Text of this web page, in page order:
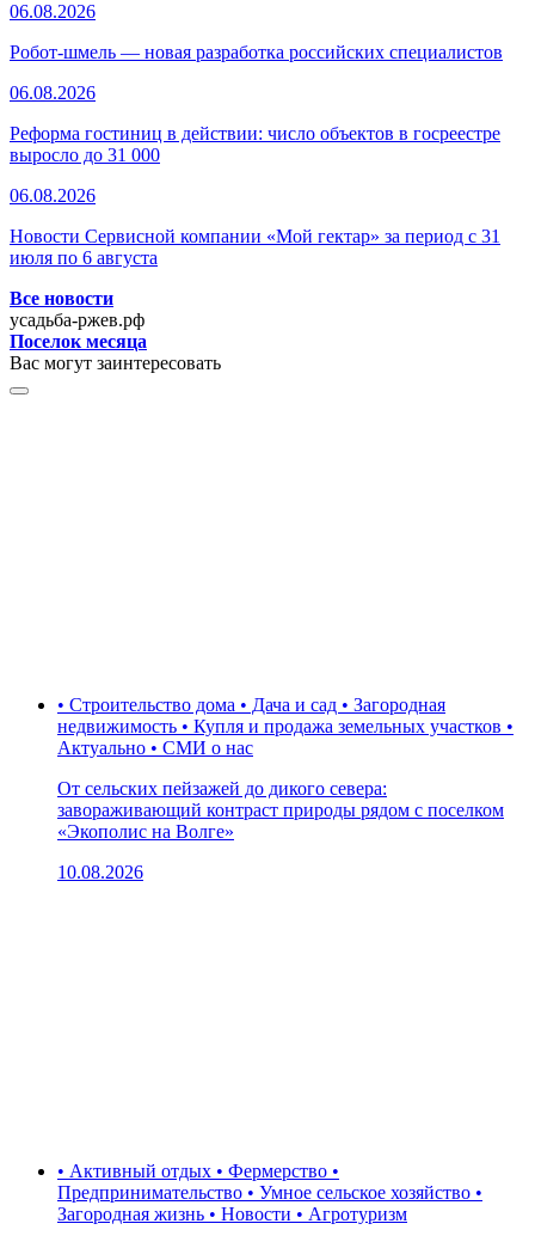
06.08.2026
Робот-шмель — новая разработка российских специалистов
06.08.2026
Реформа гостиниц в действии: число объектов в госреестре
выросло до 31 000
06.08.2026
Новости Сервисной компании «Мой гектар» за период с 31
июля по 6 августа
Все новости
усадьба-ржев.рф
Поселок месяца
Вас могут заинтересовать
• Строительство дома • Дача и сад • Загородная
недвижимость • Купля и продажа земельных участков •
Актуально • СМИ о нас
От сельских пейзажей до дикого севера:
завораживающий контраст природы рядом с поселком
«Экополис на Волге»
10.08.2026
• Активный отдых • Фермерство •
Предпринимательство • Умное сельское хозяйство •
Загородная жизнь • Новости • Агротуризм